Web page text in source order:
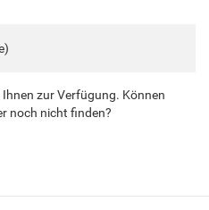
zur Verfügung. Können
noch nicht finden?